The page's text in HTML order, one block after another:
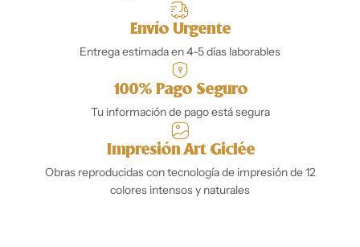
Envío Urgente
Entrega estimada en 4-5 días laborables
100% Pago Seguro
Tu información de pago está segura
Impresión Art Giclée
Obras reproducidas con tecnología de impresión de 12
colores intensos y naturales